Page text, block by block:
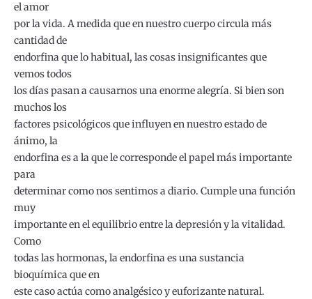
el amor
por la vida. A medida que en nuestro cuerpo circula más
cantidad de
endorfina que lo habitual, las cosas insignificantes que
vemos todos
los días pasan a causarnos una enorme alegría. Si bien son
muchos los
factores psicológicos que influyen en nuestro estado de
ánimo, la
endorfina es a la que le corresponde el papel más importante
para
determinar como nos sentimos a diario. Cumple una función
muy
importante en el equilibrio entre la depresión y la vitalidad.
Como
todas las hormonas, la endorfina es una sustancia
bioquímica que en
este caso actúa como analgésico y euforizante natural.